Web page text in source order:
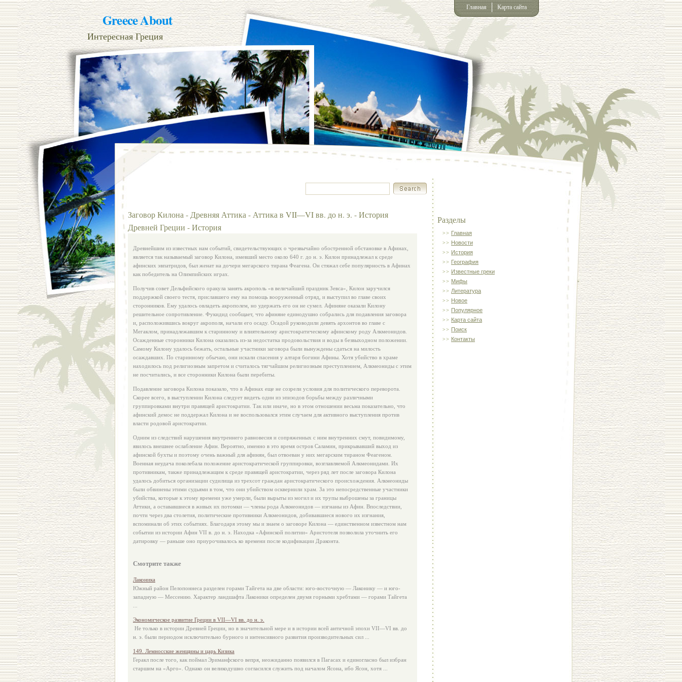
Greece About
Интересная Греция
Главная Карта сайта
Разделы
Главная
Новости
История
География
Известные греки
Мифы
Литература
Новое
Популярное
Карта сайта
Поиск
Контакты
Заговор Килона - Древняя Аттика - Аттика в VII—VI вв. до н. э. - История
Древней Греции - История
Древнейшим из известных нам событий, свидетельствующих о чрезвычайно обостренной обстановке в Афинах,
является так называемый заговор Килона, имевший место около 640 г. до н. э. Килон принадлежал к среде
афинских эвпатридов, был женат на дочери мегарского тирана Феагена. Он стяжал себе популярность в Афинах
как победитель на Олимпийских играх.
Получив совет Дельфийского оракула занять акрополь «в величайший праздник Зевса», Килон заручился
поддержкой своего тестя, приславшего ему на помощь вооруженный отряд, и выступил во главе своих
сторонников. Ему удалось овладеть акрополем, но удержать его он не сумел. Афиняне оказали Килону
решительное сопротивление. Фукидид сообщает, что афиняне единодушно собрались для подавления заговора
и, расположившись вокруг акрополя, начали его осаду. Осадой руководили девять архонтов во главе с
Мегаклом, принадлежавшим к старинному и влиятельному аристократическому афинскому роду Алкмеонидов.
Осажденные сторонники Килона оказались из-за недостатка продовольствия и воды в безвыходном положении.
Самому Килону удалось бежать, остальные участники заговора были вынуждены сдаться на милость
осаждавших. По старинному обычаю, они искали спасения у алтаря богини Афины. Хотя убийство в храме
находилось под религиозным запретом и считалось тягчайшим религиозным преступлением, Алкмеониды с этим
не посчитались, и все сторонники Килона были перебиты.
Подавление заговора Килона показало, что в Афинах еще не созрели условия для политического переворота.
Скорее всего, в выступлении Килона следует видеть один из эпизодов борьбы между различными
группировками внутри правящей аристократии. Так или иначе, но в этом отношении весьма показательно, что
афинский демос не поддержал Килона и не воспользовался этим случаем для активного выступления против
власти родовой аристократии.
Одним из следствий нарушения внутреннего равновесия и сопряженных с ним внутренних смут, повидимому,
явилось внешнее ослабление Афин. Вероятно, именно в это время остров Саламин, прикрывавший выход из
афинской бухты и поэтому очень важный для афинян, был отвоеван у них мегарским тираном Феагеном.
Военная неудача поколебала положение аристократической группировки, возглавляемой Алкмеонидами. Их
противникам, также принадлежащим к среде правящей аристократии, через ряд лет после заговора Килона
удалось добиться организации судилища из трехсот граждан аристократического происхождения. Алкмеониды
были обвинены этими судьями в том, что они убийством осквернили храм. За это непосредственные участники
убийства, которые к этому времени уже умерли, были вырыты из могил и их трупы выброшены за границы
Аттики, а остававшиеся в живых их потомки — члены рода Алкмеонидов — изгнаны из Афин. Впоследствии,
почти через два столетия, политические противники Алкмеонидов, добивавшиеся нового их изгнания,
вспоминали об этих событиях. Благодаря этому мы и знаем о заговоре Килона — единственном известном нам
событии из истории Афин VII в. до н. э. Находка «Афинской политии» Аристотеля позволила уточнить его
датировку — раньше оно приурочивалось ко времени после кодификации Драконта.
Смотрите также
Лаконика
Южный район Пелопоннеса разделен горами Тайгета на две области: юго-восточную — Лаконику — и юго-
западную — Мессению. Характер ландшафта Лаконики определен двумя горными хребтами — горами Тайгета
Экономическое развитие Греции в VII—VI вв. до н. э.
Не только в истории Древней Греции, но в значительной мере и в истории всей античной эпохи VII—VI вв. до
н. э. были периодом исключительно бурного и интенсивного развития производительных сил ...
149. Лемносские женщины и царь Кизика
Геракл после того, как поймал Эриманфского вепря, неожиданно появился в Пагасах и единогласно был избран
старшим на «Арго». Однако он великодушно согласился служить под началом Ясона, ибо Ясон, хотя ...